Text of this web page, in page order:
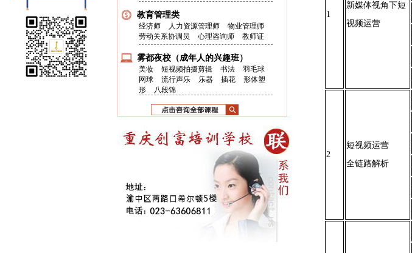
教育管理类
经济师 人力资源管理师
物业管理师
劳动关系协调员
心理咨询师 教师证
雾都夜校（成年人的兴趣班）
美妆 短视频拍摄剪辑 书法
羽毛球
网球
流行声乐 乐器 插花
形体塑
形
八段锦
1
新媒体视角下短
视频运营
2
短视频运营
全链路解析